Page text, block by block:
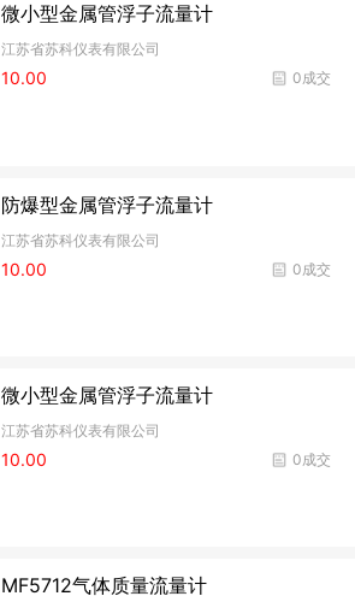
微小型金属管浮子流量计
江苏省苏科仪表有限公司
0成交
10.00
防爆型金属管浮子流量计
江苏省苏科仪表有限公司
0成交
10.00
微小型金属管浮子流量计
江苏省苏科仪表有限公司
0成交
10.00
MF5712气体质量流量计